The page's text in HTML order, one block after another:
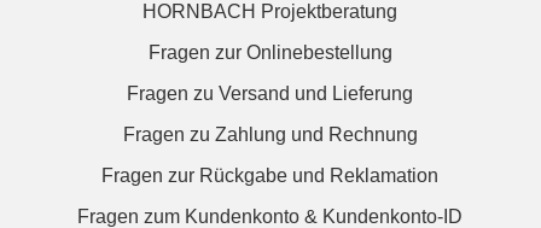
HORNBACH Projektberatung
Fragen zur Onlinebestellung
Fragen zu Versand und Lieferung
Fragen zu Zahlung und Rechnung
Fragen zur Rückgabe und Reklamation
Fragen zum Kundenkonto & Kundenkonto-ID